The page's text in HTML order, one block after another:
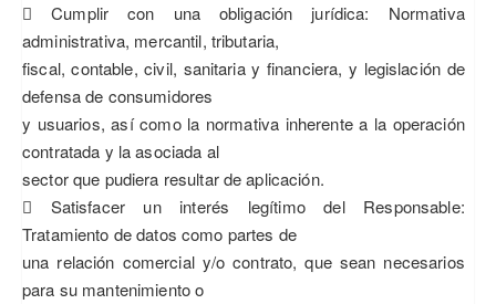
 Cumplir con una obligación jurídica: Normativa
administrativa, mercantil, tributaria,
fiscal, contable, civil, sanitaria y financiera, y legislación de
defensa de consumidores
y usuarios, así como la normativa inherente a la operación
contratada y la asociada al
sector que pudiera resultar de aplicación.
 Satisfacer un interés legítimo del Responsable:
Tratamiento de datos como partes de
una relación comercial y/o contrato, que sean necesarios
para su mantenimiento o